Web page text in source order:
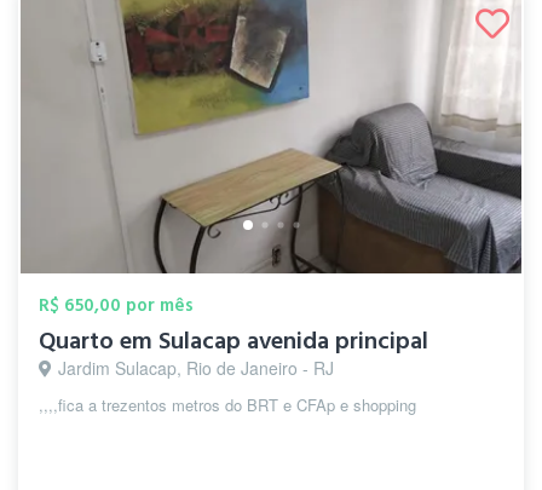
R$ 650,00 por mês
Quarto em Sulacap avenida principal
Jardim Sulacap, Rio de Janeiro - RJ
,,,,fica a trezentos metros do BRT e CFAp e shopping